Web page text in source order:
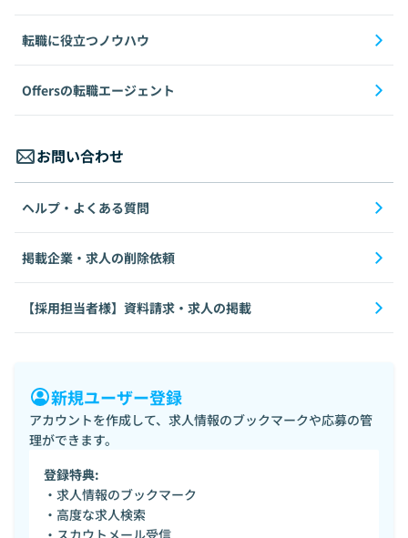
転職に役立つノウハウ
Offersの転職エージェント
お問い合わせ
ヘルプ・よくある質問
掲載企業・求人の削除依頼
【採用担当者様】資料請求・求人の掲載
新規ユーザー登録
アカウントを作成して、求人情報のブックマークや応募の管
理ができます。
登録特典:
・求人情報のブックマーク
・高度な求人検索
・スカウトメール受信